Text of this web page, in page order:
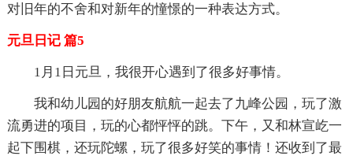
对旧年的不舍和对新年的憧憬的一种表达方式。
元旦日记 篇5
1月1日元旦，我很开心遇到了很多好事情。
我和幼儿园的好朋友航航一起去了九峰公园，玩了激
流勇进的项目，玩的心都怦怦的跳。下午，又和林宣屹一
起下围棋，还玩陀螺，玩了很多好笑的事情！还收到了最